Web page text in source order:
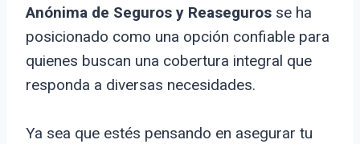
Anónima de Seguros y Reaseguros se ha
posicionado como una opción confiable para
quienes buscan una cobertura integral que
responda a diversas necesidades.
Ya sea que estés pensando en asegurar tu